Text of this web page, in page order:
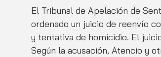
El Tribunal de Apelación de
ordenado un juicio de reenvío
y tentativa de homicidio. El
Según la acusación, Atencio y